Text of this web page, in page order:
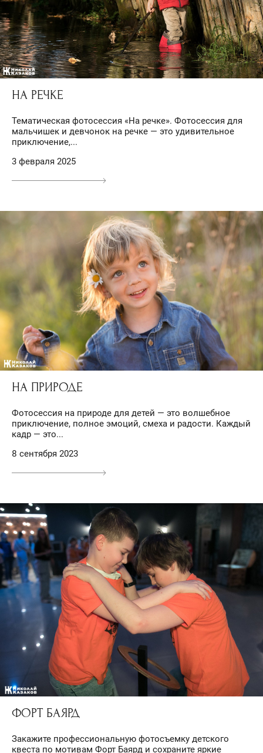
НА РЕЧКЕ
Тематическая фотосессия «На речке». Фотосессия для
мальчишек и девчонок на речке — это удивительное
приключение,...
3 февраля 2025
НА ПРИРОДЕ
Фотосессия на природе для детей — это волшебное
приключение, полное эмоций, смеха и радости. Каждый
кадр — это...
8 сентября 2023
ФОРТ БАЯРД
Закажите профессиональную фотосъемку детского
квеста по мотивам Форт Баярд и сохраните яркие